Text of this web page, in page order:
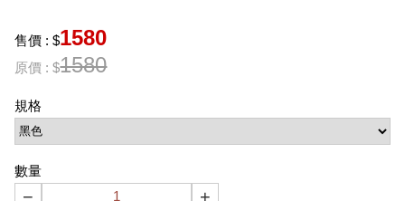
售價 : $1580
原價 : $1580
規格
數量
− +